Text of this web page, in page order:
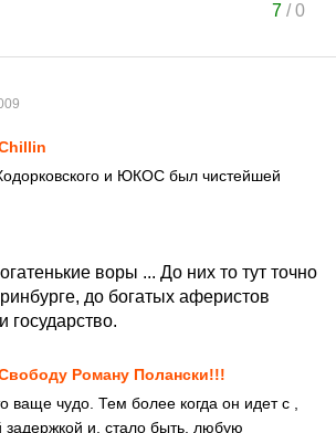
7/0
и ЮКОС был чистейшей
воры ... До них то тут точно
до богатых аферистов
государство.
Роману Полански!!!
ваще чудо. Тем более когда он идет с ,
задержкой и, стало быть, любую